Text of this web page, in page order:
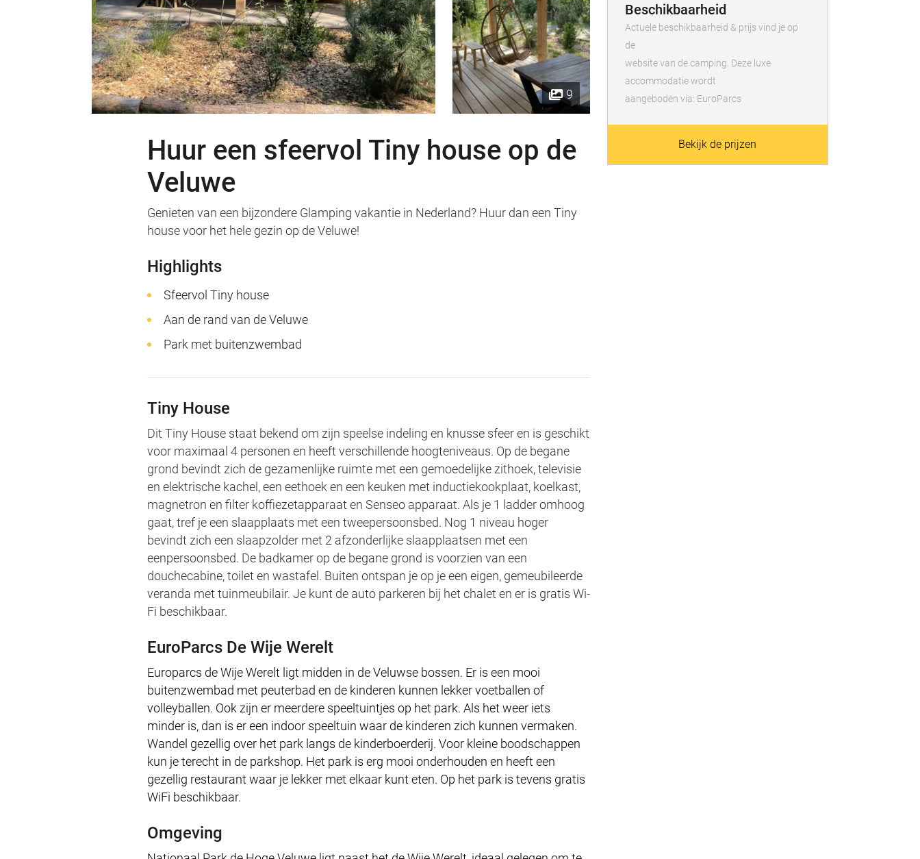
9
Huur een sfeervol Tiny house op de
Veluwe
Genieten van een bijzondere Glamping vakantie in Nederland? Huur dan een Tiny
house voor het hele gezin op de Veluwe!
Highlights
Sfeervol Tiny house
Aan de rand van de Veluwe
Park met buitenzwembad
Tiny House
Dit Tiny House staat bekend om zijn speelse indeling en knusse sfeer en is geschikt
voor maximaal 4 personen en heeft verschillende hoogteniveaus. Op de begane
grond bevindt zich de gezamenlijke ruimte met een gemoedelijke zithoek, televisie
en elektrische kachel, een eethoek en een keuken met inductiekookplaat, koelkast,
magnetron en filter koffiezetapparaat en Senseo apparaat. Als je 1 ladder omhoog
gaat, tref je een slaapplaats met een tweepersoonsbed. Nog 1 niveau hoger
bevindt zich een slaapzolder met 2 afzonderlijke slaapplaatsen met een
eenpersoonsbed. De badkamer op de begane grond is voorzien van een
douchecabine, toilet en wastafel. Buiten ontspan je op je een eigen, gemeubileerde
veranda met tuinmeubilair. Je kunt de auto parkeren bij het chalet en er is gratis Wi-
Fi beschikbaar.
EuroParcs De Wije Werelt
Europarcs de Wije Werelt ligt midden in de Veluwse bossen. Er is een mooi
buitenzwembad met peuterbad en de kinderen kunnen lekker voetballen of
volleyballen. Ook zijn er meerdere speeltuintjes op het park. Als het weer iets
minder is, dan is er een indoor speeltuin waar de kinderen zich kunnen vermaken.
Wandel gezellig over het park langs de kinderboerderij. Voor kleine boodschappen
kun je terecht in de parkshop. Het park is erg mooi onderhouden en heeft een
gezellig restaurant waar je lekker met elkaar kunt eten. Op het park is tevens gratis
WiFi beschikbaar.
Omgeving
Beschikbaarheid
Actuele beschikbaarheid & prijs vind je op
de
website van de camping. Deze luxe
accommodatie wordt
aangeboden via: EuroParcs
Bekijk de prijzen